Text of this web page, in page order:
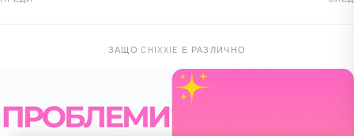
ЗАЩО CHIXXIE Е РАЗЛИЧНО